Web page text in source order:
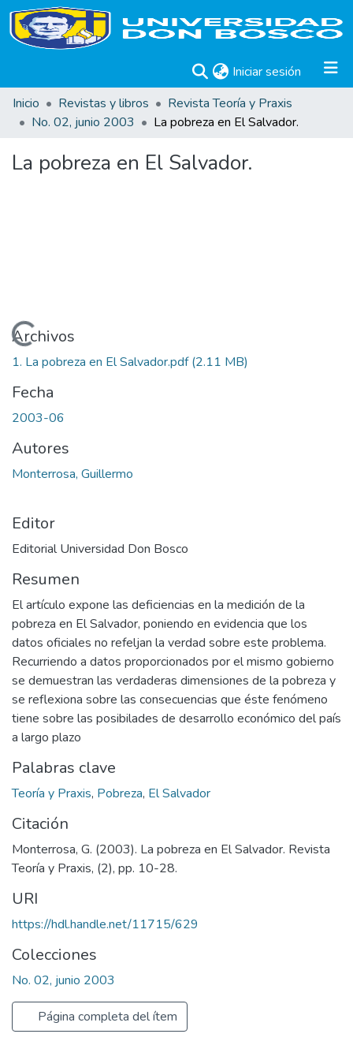
Iniciar sesión (current)
Inicio
Revistas y libros
Revista Teoría y Praxis
No. 02, junio 2003
La pobreza en El Salvador.
La pobreza en El Salvador.
Cargando...
Archivos
1. La pobreza en El Salvador.pdf(2.11 MB)
Fecha
2003-06
Autores
Monterrosa, Guillermo
Editor
Editorial Universidad Don Bosco
Resumen
El artículo expone las deficiencias en la medición de la
pobreza en El Salvador, poniendo en evidencia que los
datos oficiales no refeljan la verdad sobre este problema.
Recurriendo a datos proporcionados por el mismo gobierno
se demuestran las verdaderas dimensiones de la pobreza y
se reflexiona sobre las consecuencias que éste fenómeno
tiene sobre las posibilades de desarrollo económico del país
a largo plazo
Palabras clave
Teoría y Praxis, Pobreza, El Salvador
Citación
Monterrosa, G. (2003). La pobreza en El Salvador. Revista
Teoría y Praxis, (2), pp. 10-28.
URI
https://hdl.handle.net/11715/629
Colecciones
No. 02, junio 2003
Página completa del ítem